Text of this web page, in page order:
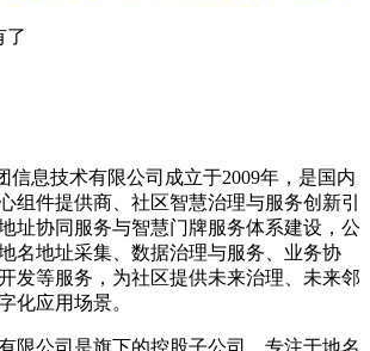
了
信息技术有限公司成立于2009年，是国内
组件提供商、社区智慧治理与服务创新引
址协同服务与智慧门牌服务体系建设，公
名地址采集、数据治理与服务、业务协
发等服务，为社区提供未来治理、未来邻
化应用场景。
限公司是旗下的控股子公司，专注于地名